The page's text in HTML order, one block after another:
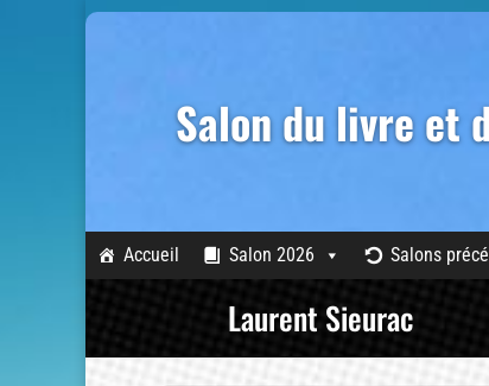
Salon du livre et
Accueil Salon 2026 Salons
Laurent Sieurac